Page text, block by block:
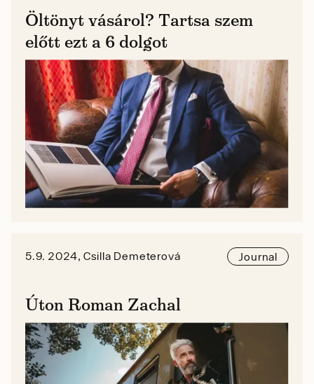
Öltönyt vásárol? Tartsa szem
előtt ezt a 6 dolgot
5.9. 2024, Csilla Demeterová Journal
Úton Roman Zachal